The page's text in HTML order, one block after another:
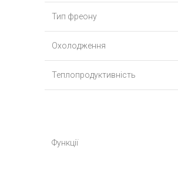
Тип фреону
Охолодження
Теплопродуктивність
Функції